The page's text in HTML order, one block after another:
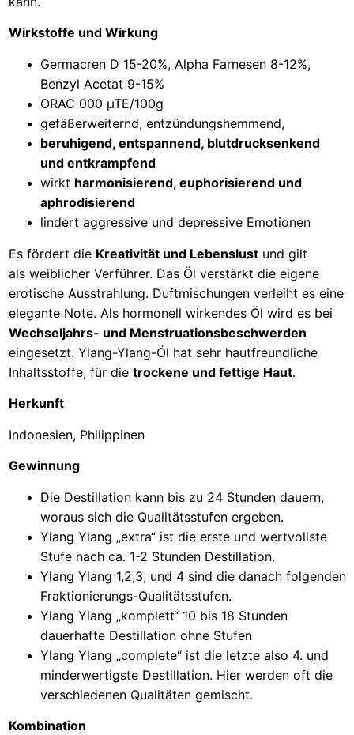
Wirkstoffe und Wirkung
Germacren D 15-20%, Alpha Farnesen 8-12%,
Benzyl Acetat 9-15%
ORAC 000 µTE/100g
gefäßerweiternd, entzündungshemmend,
beruhigend, entspannend, blutdrucksenkend
und entkrampfend
wirkt harmonisierend, euphorisierend und
aphrodisierend
lindert aggressive und depressive Emotionen
Es fördert die Kreativität und Lebenslust und gilt
als weiblicher Verführer. Das Öl verstärkt die eigene
erotische Ausstrahlung. Duftmischungen verleiht es eine
elegante Note. Als hormonell wirkendes Öl wird es bei
Wechseljahrs- und Menstruationsbeschwerden
eingesetzt. Ylang-Ylang-Öl hat sehr hautfreundliche
Inhaltsstoffe, für die trockene und fettige Haut.
Herkunft
Indonesien, Philippinen
Gewinnung
Die Destillation kann bis zu 24 Stunden dauern,
woraus sich die Qualitätsstufen ergeben.
Ylang Ylang „extra“ ist die erste und wertvollste
Stufe nach ca. 1-2 Stunden Destillation.
Ylang Ylang 1,2,3, und 4 sind die danach folgenden
Fraktionierungs-Qualitätsstufen.
Ylang Ylang „komplett“ 10 bis 18 Stunden
dauerhafte Destillation ohne Stufen
Ylang Ylang „complete“ ist die letzte also 4. und
minderwertigste Destillation. Hier werden oft die
verschiedenen Qualitäten gemischt.
Kombination